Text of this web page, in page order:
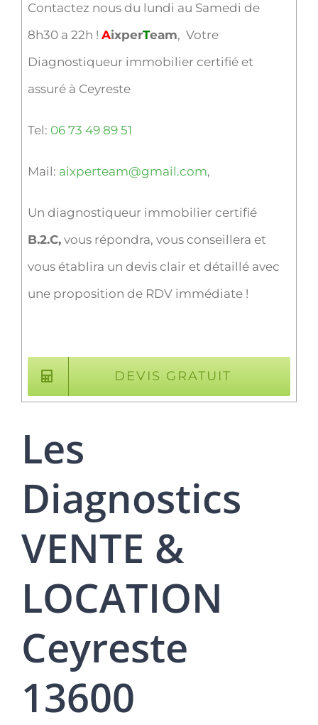
Contactez nous du lundi au Samedi de
8h30 a 22h ! AixperTeam, Votre
Diagnostiqueur immobilier certifié et
assuré à Ceyreste
Tel: 06 73 49 89 51
Mail: aixperteam@gmail.com,
Un diagnostiqueur immobilier certifié
B.2.C,vous répondra, vous conseillera et
vous établira un devis clair et détaillé avec
une proposition de RDV immédiate !
DEVIS GRATUIT
Les
Diagnostics
VENTE &
LOCATION
Ceyreste
13600